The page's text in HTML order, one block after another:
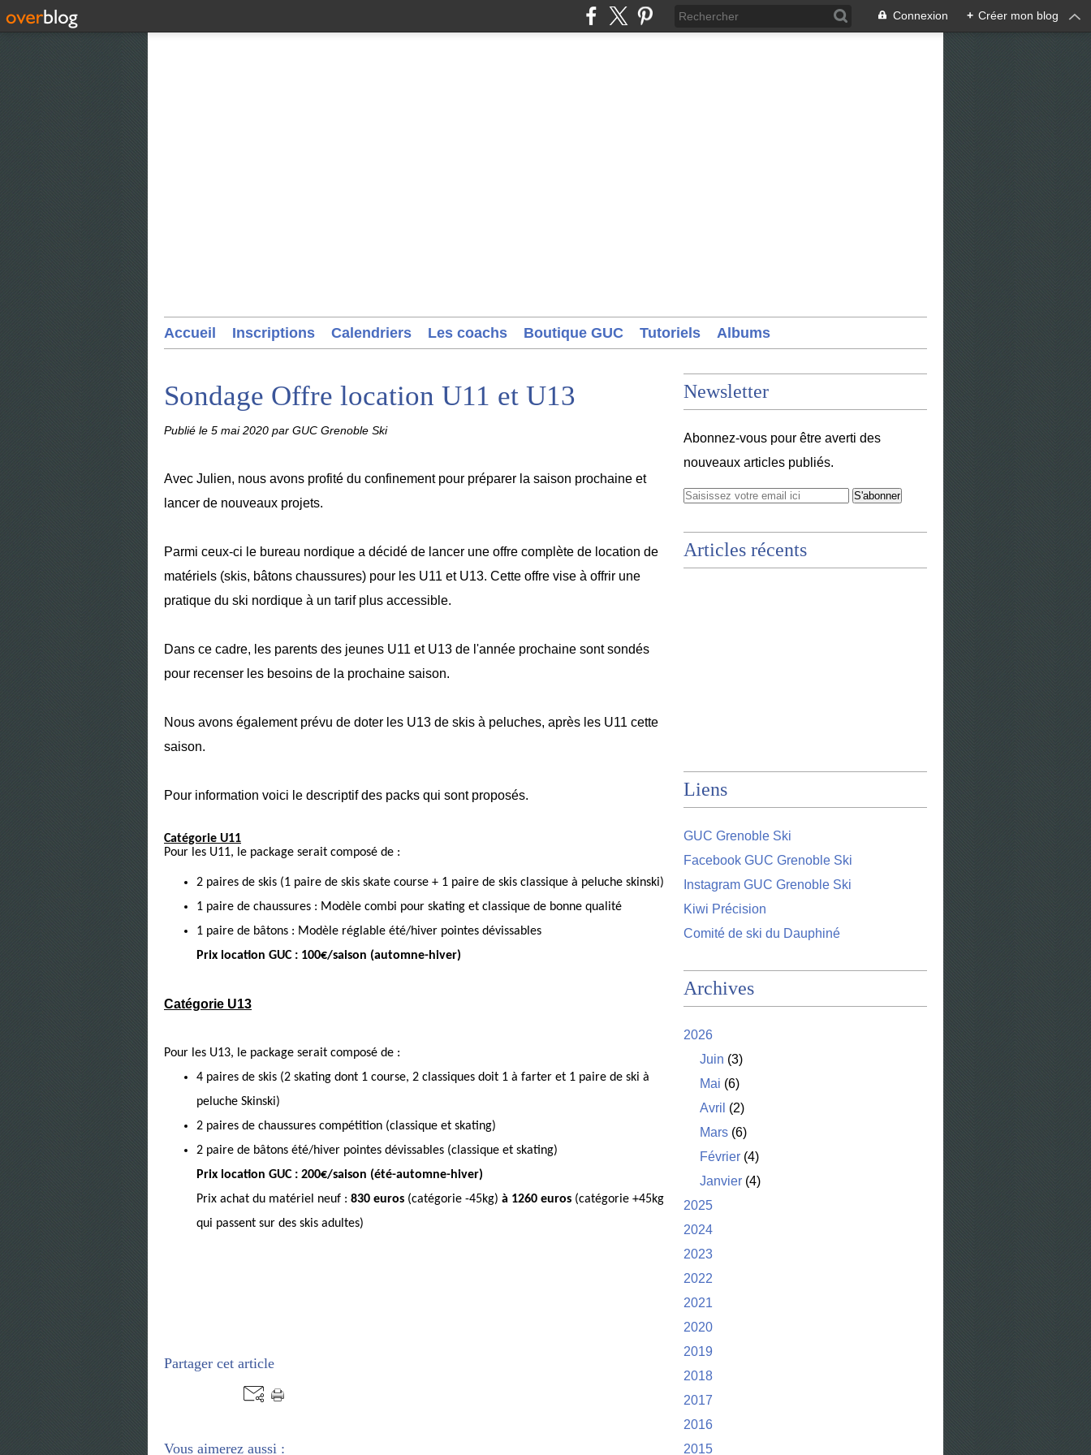
Connexion + Créer mon blog
Accueil Inscriptions Calendriers Les coachs Boutique GUC Tutoriels Albums
Sondage Offre location U11 et U13
Publié le 5 mai 2020 par GUC Grenoble Ski
Avec Julien, nous avons profité du confinement pour préparer la saison prochaine et
lancer de nouveaux projets.
Parmi ceux-ci le bureau nordique a décidé de lancer une offre complète de location de
matériels (skis, bâtons chaussures) pour les U11 et U13. Cette offre vise à offrir une
pratique du ski nordique à un tarif plus accessible.
Dans ce cadre, les parents des jeunes U11 et U13 de l'année prochaine sont sondés
pour recenser les besoins de la prochaine saison.
Nous avons également prévu de doter les U13 de skis à peluches, après les U11 cette
saison.
Pour information voici le descriptif des packs qui sont proposés.
Catégorie U11
Pour les U11, le package serait composé de :
2 paires de skis (1 paire de skis skate course + 1 paire de skis classique à peluche skinski)
1 paire de chaussures : Modèle combi pour skating et classique de bonne qualité
1 paire de bâtons : Modèle réglable été/hiver pointes dévissables
Prix location GUC : 100€/saison (automne-hiver)
Catégorie U13
Pour les U13, le package serait composé de :
4 paires de skis (2 skating dont 1 course, 2 classiques doit 1 à farter et 1 paire de ski à
peluche Skinski)
2 paires de chaussures compétition (classique et skating)
2 paire de bâtons été/hiver pointes dévissables (classique et skating)
Prix location GUC : 200€/saison (été-automne-hiver)
Prix achat du matériel neuf : 830 euros (catégorie -45kg) à 1260 euros (catégorie +45kg
qui passent sur des skis adultes)
Partager cet article
Vous aimerez aussi :
Newsletter
Abonnez-vous pour être averti des
nouveaux articles publiés.
Articles récents
Liens
GUC Grenoble Ski
Facebook GUC Grenoble Ski
Instagram GUC Grenoble Ski
Kiwi Précision
Comité de ski du Dauphiné
Archives
2026
Juin (3)
Mai (6)
Avril (2)
Mars (6)
Février (4)
Janvier (4)
2025
2024
2023
2022
2021
2020
2019
2018
2017
2016
2015